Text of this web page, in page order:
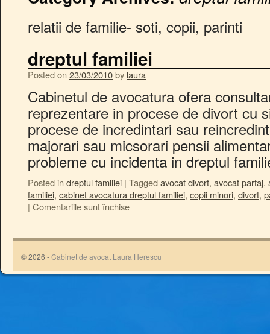
relatii de familie- soti, copii, parinti
dreptul familiei
Posted on 23/03/2010by laura
Cabinetul de avocatura ofera
reprezentare in procese de divort cu
procese de incredintari sau
majorari sau micsorari pensii
probleme cu incidenta in dreptul
Posted in dreptul familiei | Taggedavocat divort, avocat partaj,
familiei, cabinet avocatura dreptul familiei, copii minori, divort,
| Comentariile sunt închise
© 2026 -Cabinet de avocat Laura Herescu